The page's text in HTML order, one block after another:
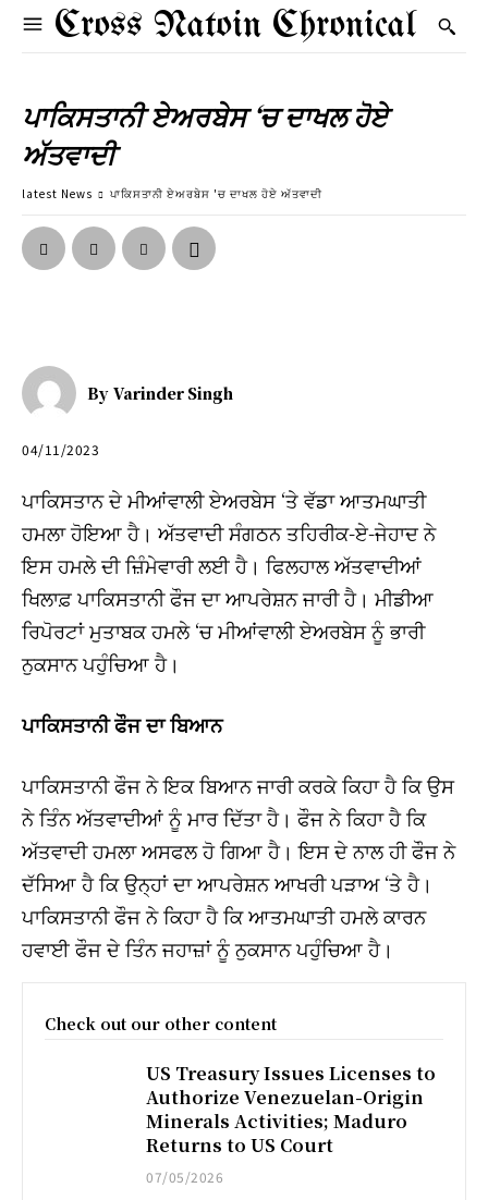
Cross Natoin Chronical
ਪਾਕਿਸਤਾਨੀ ਏਅਰਬੇਸ ‘ਚ ਦਾਖਲ ਹੋਏ
ਅੱਤਵਾਦੀ
latest News ਪਾਕਿਸਤਾਨੀ ਏਅਰਬੇਸ 'ਚ ਦਾਖਲ ਹੋਏ ਅੱਤਵਾਦੀ
By Varinder Singh
04/11/2023
ਪਾਕਿਸਤਾਨ ਦੇ ਮੀਆਂਵਾਲੀ ਏਅਰਬੇਸ ‘ਤੇ ਵੱਡਾ ਆਤਮਘਾਤੀ
ਹਮਲਾ ਹੋਇਆ ਹੈ। ਅੱਤਵਾਦੀ ਸੰਗਠਨ ਤਹਿਰੀਕ-ਏ-ਜੇਹਾਦ ਨੇ
ਇਸ ਹਮਲੇ ਦੀ ਜ਼ਿੰਮੇਵਾਰੀ ਲਈ ਹੈ। ਫਿਲਹਾਲ ਅੱਤਵਾਦੀਆਂ
ਖਿਲਾਫ਼ ਪਾਕਿਸਤਾਨੀ ਫੌਜ ਦਾ ਆਪਰੇਸ਼ਨ ਜਾਰੀ ਹੈ। ਮੀਡੀਆ
ਰਿਪੋਰਟਾਂ ਮੁਤਾਬਕ ਹਮਲੇ ‘ਚ ਮੀਆਂਵਾਲੀ ਏਅਰਬੇਸ ਨੂੰ ਭਾਰੀ
ਨੁਕਸਾਨ ਪਹੁੰਚਿਆ ਹੈ।
ਪਾਕਿਸਤਾਨੀ ਫੌਜ ਦਾ ਬਿਆਨ
ਪਾਕਿਸਤਾਨੀ ਫੌਜ ਨੇ ਇਕ ਬਿਆਨ ਜਾਰੀ ਕਰਕੇ ਕਿਹਾ ਹੈ ਕਿ ਉਸ
ਨੇ ਤਿੰਨ ਅੱਤਵਾਦੀਆਂ ਨੂੰ ਮਾਰ ਦਿੱਤਾ ਹੈ। ਫੌਜ ਨੇ ਕਿਹਾ ਹੈ ਕਿ
ਅੱਤਵਾਦੀ ਹਮਲਾ ਅਸਫਲ ਹੋ ਗਿਆ ਹੈ। ਇਸ ਦੇ ਨਾਲ ਹੀ ਫੌਜ ਨੇ
ਦੱਸਿਆ ਹੈ ਕਿ ਉਨ੍ਹਾਂ ਦਾ ਆਪਰੇਸ਼ਨ ਆਖਰੀ ਪੜਾਅ ‘ਤੇ ਹੈ।
ਪਾਕਿਸਤਾਨੀ ਫੌਜ ਨੇ ਕਿਹਾ ਹੈ ਕਿ ਆਤਮਘਾਤੀ ਹਮਲੇ ਕਾਰਨ
ਹਵਾਈ ਫੌਜ ਦੇ ਤਿੰਨ ਜਹਾਜ਼ਾਂ ਨੂੰ ਨੁਕਸਾਨ ਪਹੁੰਚਿਆ ਹੈ।
Check out our other content
US Treasury Issues Licenses to
Authorize Venezuelan-Origin
Minerals Activities; Maduro
Returns to US Court
07/05/2026